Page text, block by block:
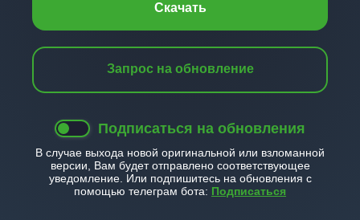
Скачать
Запрос на обновление
Подписаться на обновления
В случае выхода новой оригинальной или взломанной
версии, Вам будет отправлено соответствующее
уведомление. Или подпишитесь на обновления с
помощью телеграм бота: Подписаться